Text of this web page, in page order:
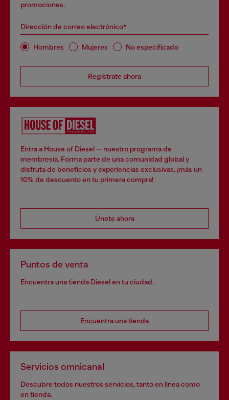
promociones.
Dirección de correo electrónico*
Hombres Mujeres No especificado
Regístrate ahora
Entra a House of Diesel — nuestro programa de
membresía. Forma parte de una comunidad global y
disfruta de beneficios y experiencias exclusivas, ¡más un
10% de descuento en tu primera compra!
Únete ahora
Puntos de venta
Encuentra una tienda Diesel en tu ciudad.
Encuentra una tienda
Servicios omnicanal
Descubre todos nuestros servicios, tanto en línea como
en tienda.